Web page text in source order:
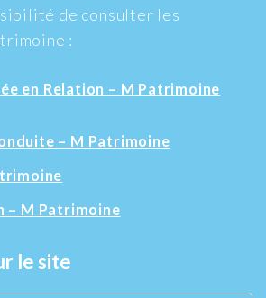
de consulter les
:
en Relation – M Patrimoine
– M Patrimoine
– M Patrimoine
le site